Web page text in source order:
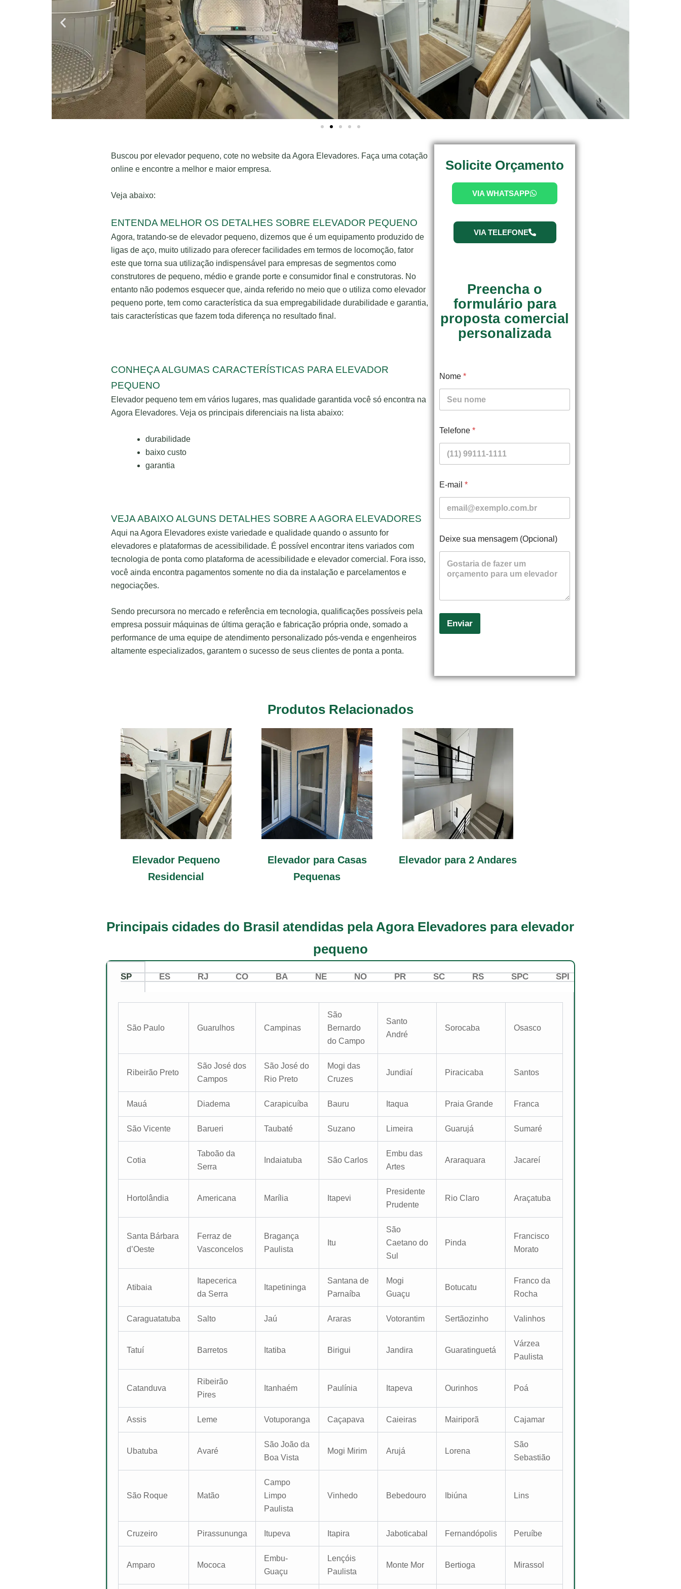
Buscou por elevador pequeno, cote no website da Agora Elevadores. Faça uma cotação
online e encontre a melhor e maior empresa.
Veja abaixo:
ENTENDA MELHOR OS DETALHES SOBRE ELEVADOR PEQUENO
Agora, tratando-se de elevador pequeno, dizemos que é um equipamento produzido de
ligas de aço, muito utilizado para oferecer facilidades em termos de locomoção, fator
este que torna sua utilização indispensável para empresas de segmentos como
construtores de pequeno, médio e grande porte e consumidor final e construtoras. No
entanto não podemos esquecer que, ainda referido no meio que o utiliza como elevador
pequeno porte, tem como característica da sua empregabilidade durabilidade e garantia,
tais características que fazem toda diferença no resultado final.
CONHEÇA ALGUMAS CARACTERÍSTICAS PARA ELEVADOR
PEQUENO
Elevador pequeno tem em vários lugares, mas qualidade garantida você só encontra na
Agora Elevadores. Veja os principais diferenciais na lista abaixo:
durabilidade
baixo custo
garantia
VEJA ABAIXO ALGUNS DETALHES SOBRE A AGORA ELEVADORES
Aqui na Agora Elevadores existe variedade e qualidade quando o assunto for
elevadores e plataformas de acessibilidade. É possível encontrar itens variados com
tecnologia de ponta como plataforma de acessibilidade e elevador comercial. Fora isso,
você ainda encontra pagamentos somente no dia da instalação e parcelamentos e
negociações.
Sendo precursora no mercado e referência em tecnologia, qualificações possíveis pela
empresa possuir máquinas de última geração e fabricação própria onde, somado a
performance de uma equipe de atendimento personalizado pós-venda e engenheiros
altamente especializados, garantem o sucesso de seus clientes de ponta a ponta.
Solicite Orçamento
VIA WHATSAPP
VIA TELEFONE
Preencha o
formulário para
proposta comercial
personalizada
Nome*
Telefone*
E-mail*
Deixe sua mensagem (Opcional)
Enviar
Produtos Relacionados
Elevador Pequeno
Residencial
Elevador para Casas
Pequenas
Elevador para 2 Andares
Principais cidades do Brasil atendidas pela Agora Elevadores para elevador
pequeno
SP ES RJ CO BA NE NO PR SC RS SPC SPI
São Paulo Guarulhos Campinas
São
Bernardo
do Campo
Santo
André
Sorocaba Osasco
Ribeirão Preto
São José dos
Campos
São José do
Rio Preto
Mogi das
Cruzes
Jundiaí Piracicaba Santos
Mauá Diadema Carapicuíba Bauru Itaqua Praia Grande Franca
São Vicente Barueri Taubaté Suzano Limeira Guarujá Sumaré
Cotia
Taboão da
Serra
Indaiatuba São Carlos
Embu das
Artes
Araraquara Jacareí
Hortolândia Americana Marília Itapevi
Presidente
Prudente
Rio Claro Araçatuba
Santa Bárbara
d’Oeste
Ferraz de
Vasconcelos
Bragança
Paulista
Itu
São
Caetano do
Sul
Pinda
Francisco
Morato
Atibaia
Itapecerica
da Serra
Itapetininga
Santana de
Parnaíba
Mogi
Guaçu
Botucatu
Franco da
Rocha
Caraguatatuba Salto Jaú Araras Votorantim Sertãozinho Valinhos
Tatuí Barretos Itatiba Birigui Jandira Guaratinguetá
Várzea
Paulista
Catanduva
Ribeirão
Pires
Itanhaém Paulínia Itapeva Ourinhos Poá
Assis Leme Votuporanga Caçapava Caieiras Mairiporã Cajamar
Ubatuba Avaré
São João da
Boa Vista
Mogi Mirim Arujá Lorena
São
Sebastião
São Roque Matão
Campo
Limpo
Paulista
Vinhedo Bebedouro Ibiúna Lins
Cruzeiro Pirassununga Itupeva Itapira Jaboticabal Fernandópolis Peruíbe
Amparo Mococa
Embu-
Guaçu
Lençóis
Paulista
Monte Mor Bertioga Mirassol